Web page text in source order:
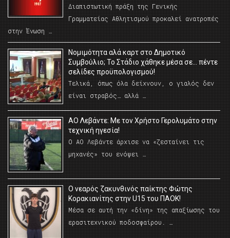
Διαπιστωτική πράξη της Γενικής
Γραμματείας Αθλητισμού προκαλεί ανατροπές
στην Ένωση …
Νομιμότητα αλά καρτ στο Δημοτικό
Συμβούλιο; Το Στάδιο χάθηκε μέσα σε… πέντε
σελίδες προϋπολογισμού!
Τελικά, όπως όλα δείχνουν, ο γιαλός δεν
είναι στραβός… αλλά …
ΑΟ Λεβάντε: Με τον Χρήστο Γερολυμάτο στην
τεχνική ηγεσία!
Ο ΑΟ Λεβάντε άρχισε να «ζεσταίνει τις
μηχανές» του ενόψει …
O νεαρός ζακυνθινός παίκτης Φώτης
Κορακιανίτης στην U15 του ΠΑΟΚ!
Μέσα σε αυτή την «δίνη» της απαξίωσης του
ερασιτεχνικού ποδοσφαίρου. …